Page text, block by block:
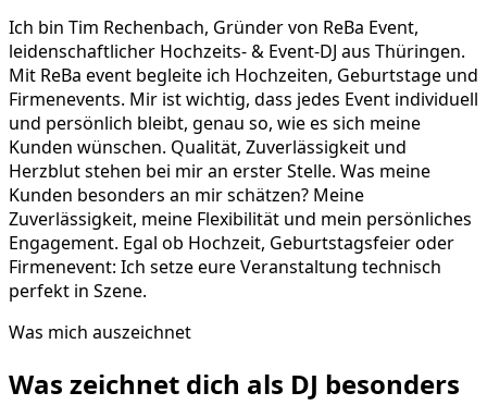
Ich bin Tim Rechenbach, Gründer von ReBa Event,
leidenschaftlicher Hochzeits- & Event-DJ aus Thüringen.
Mit ReBa event begleite ich Hochzeiten, Geburtstage und
Firmenevents. Mir ist wichtig, dass jedes Event individuell
und persönlich bleibt, genau so, wie es sich meine
Kunden wünschen. Qualität, Zuverlässigkeit und
Herzblut stehen bei mir an erster Stelle. Was meine
Kunden besonders an mir schätzen? Meine
Zuverlässigkeit, meine Flexibilität und mein persönliches
Engagement. Egal ob Hochzeit, Geburtstagsfeier oder
Firmenevent: Ich setze eure Veranstaltung technisch
perfekt in Szene.
Was mich auszeichnet
Was zeichnet dich als DJ besonders